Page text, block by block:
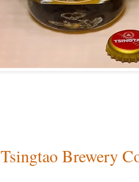
Tsingtao Brewery